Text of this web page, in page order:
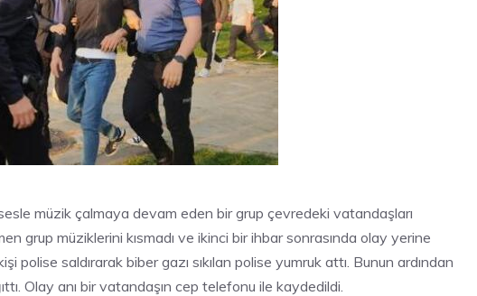
müzik çalmaya devam eden bir grup çevredeki vatandaşları
grup müziklerini kısmadı ve ikinci bir ihbar sonrasında olay yerine
polise saldırarak biber gazı sıkılan polise yumruk attı. Bunun ardından
Olay anı bir vatandaşın cep telefonu ile kaydedildi.